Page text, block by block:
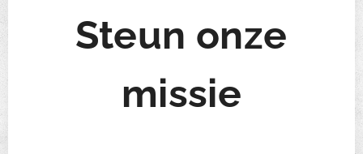
Steun onze
missie